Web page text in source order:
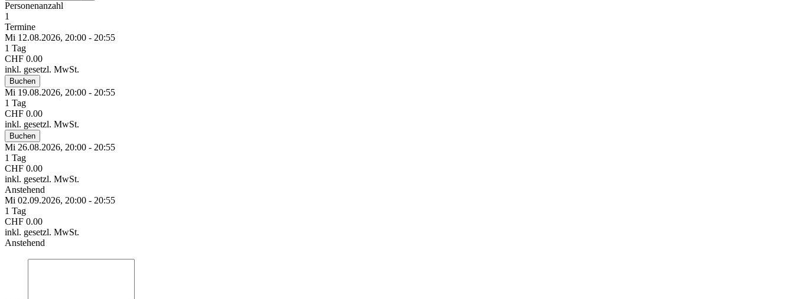
Personenanzahl
1
Termine
Mi 12.08.2026, 20:00 - 20:55
1 Tag
CHF 0.00
inkl. gesetzl. MwSt.
Buchen
Mi 19.08.2026, 20:00 - 20:55
1 Tag
CHF 0.00
inkl. gesetzl. MwSt.
Buchen
Mi 26.08.2026, 20:00 - 20:55
1 Tag
CHF 0.00
inkl. gesetzl. MwSt.
Anstehend
Mi 02.09.2026, 20:00 - 20:55
1 Tag
CHF 0.00
inkl. gesetzl. MwSt.
Anstehend